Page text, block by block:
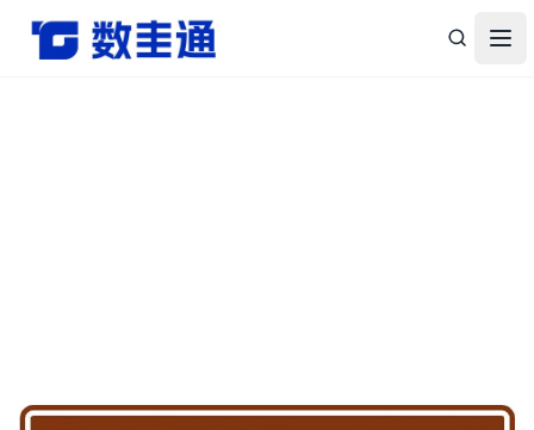
杭州数圭通科技有限公司-让数据安全流动，让数据释放价值
打